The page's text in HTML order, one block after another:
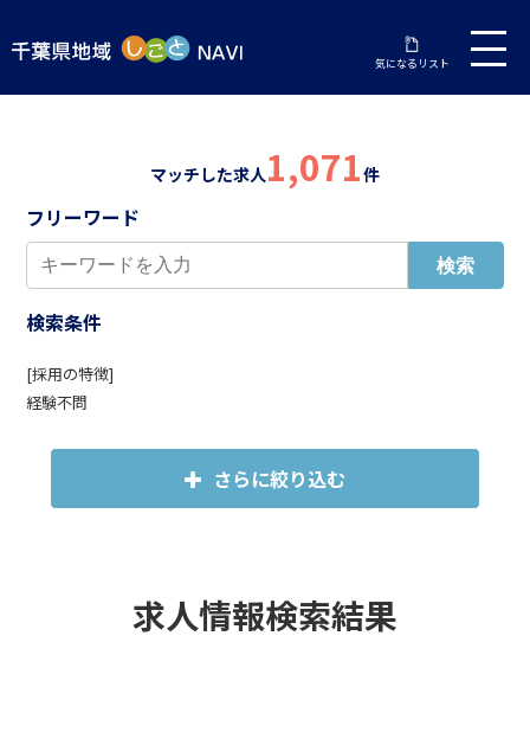
気になるリスト
マッチした求人1,071件
フリーワード
検索条件
[採用の特徴]
経験不問
さらに絞り込む
求人情報検索結果